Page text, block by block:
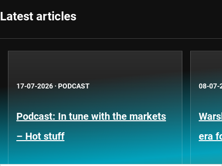
Latest articles
17-07-2026 · PODCAST
Podcast: In tune with the markets
– Hot stuff
08-07-
era